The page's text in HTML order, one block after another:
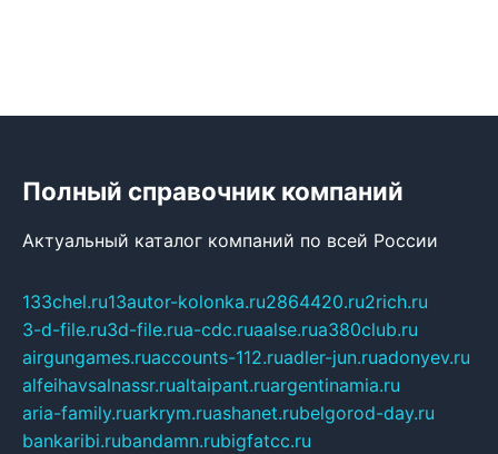
Полный справочник компаний
Актуальный каталог компаний по всей России
133chel.ru13autor-kolonka.ru2864420.ru2rich.ru
3-d-file.ru3d-file.rua-cdc.ruaalse.rua380club.ru
airgungames.ruaccounts-112.ruadler-jun.ruadonyev.ru
alfeihavsalnassr.rualtaipant.ruargentinamia.ru
aria-family.ruarkrym.ruashanet.rubelgorod-day.ru
bankaribi.rubandamn.rubigfatcc.ru